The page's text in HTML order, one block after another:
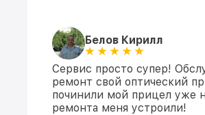
Белов Кирилл
Сервис просто супер!
ремонт свой оптический
починили мой прицел уже
ремонта меня устроили!